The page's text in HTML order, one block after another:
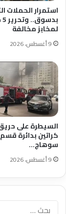
استمرار الحملات
لمخابز مخالفة
9 أغسطس، 2026
السيطرة على
كراتين بدائرة
سوهاج…
9 أغسطس، 2026